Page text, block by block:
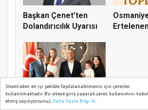
Sitemizden en iyi şekilde faydalanabilmeniz için çerezler
kullanılmaktadır. Bu siteye giriş yaparak çerez kullanımını kabul
etmiş sayılıyorsunuz. Daha Fazla Bilgi Al
Başkan Çenet’ten
Dolandırıcılık Uyarısı
Mustafa Mert Olcar
Ana Sayfa Web TV